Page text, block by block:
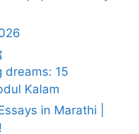
dreams: 15
Kalam
in Marathi |